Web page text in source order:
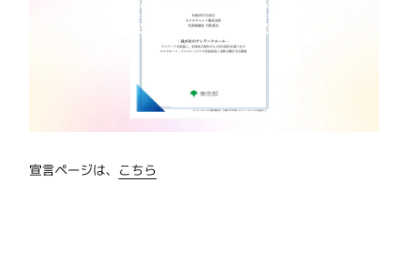
宣言ページは、 こちら